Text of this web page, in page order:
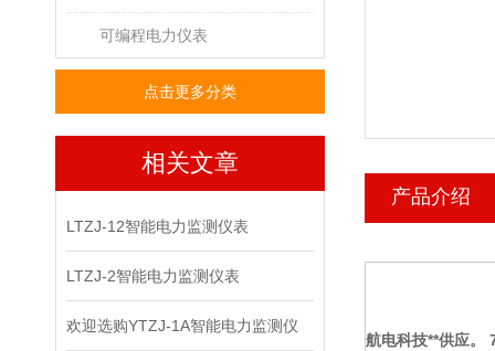
可编程电力仪表
点击更多分类
相关文章
LTZJ-12智能电力监测仪表
LTZJ-2智能电力监测仪表
欢迎选购YTZJ-1A智能电力监测仪
产品介绍
航电科技**供应。